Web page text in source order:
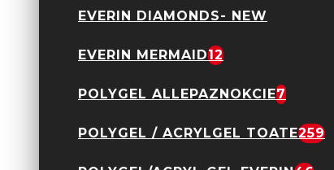
EVERIN DIAMONDS- NEW
EVERIN MERMAID12
POLYGEL ALLEPAZNOKCIE7
POLYGEL / ACRYLGEL TOATE259
Acryl Gel Everin 30gr-